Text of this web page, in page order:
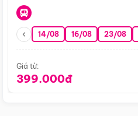
14/08 16/08 23/08
Giá từ:
399.000đ